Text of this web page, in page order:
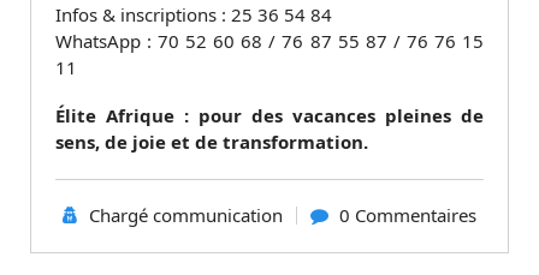
Infos & inscriptions : 25 36 54 84
WhatsApp : 70 52 60 68 / 76 87 55 87 / 76 76 15
11
Élite Afrique : pour des vacances pleines de
sens, de joie et de transformation.
Chargé communication 0 Commentaires